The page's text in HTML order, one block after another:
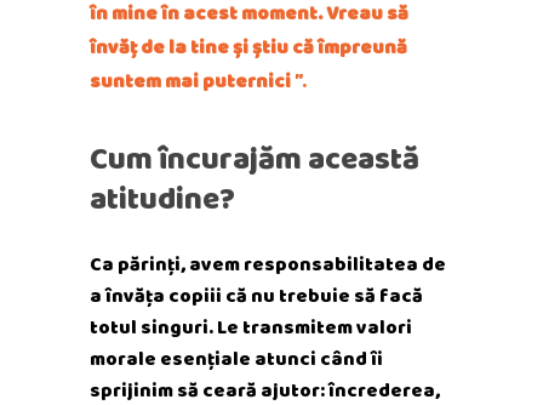
în mine în acest moment. Vreau să
învăț de la tine și știu că împreună
suntem mai puternici”.
Cum încurajăm această
atitudine?
Ca părinți, avem responsabilitatea de
a învăța copiii că nu trebuie să facă
totul singuri. Le transmitem valori
morale esențiale atunci când îi
sprijinim să ceară ajutor: încrederea,